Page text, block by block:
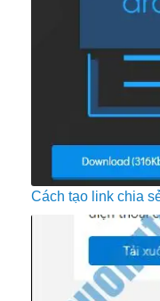
Cách tạo link chia